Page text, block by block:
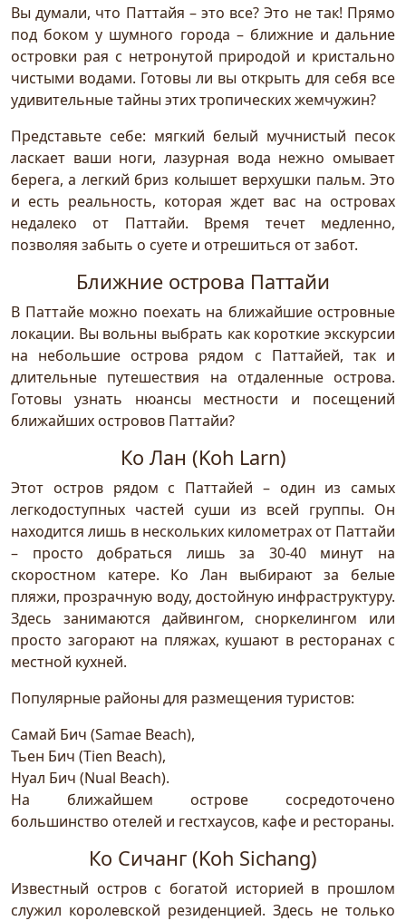
Вы думали, что Паттайя – это все? Это не так! Прямо
под боком у шумного города – ближние и дальние
островки рая с нетронутой природой и кристально
чистыми водами. Готовы ли вы открыть для себя все
удивительные тайны этих тропических жемчужин?
Представьте себе: мягкий белый мучнистый песок
ласкает ваши ноги, лазурная вода нежно омывает
берега, а легкий бриз колышет верхушки пальм. Это
и есть реальность, которая ждет вас на островах
недалеко от Паттайи. Время течет медленно,
позволяя забыть о суете и отрешиться от забот.
Ближние острова Паттайи
В Паттайе можно поехать на ближайшие островные
локации. Вы вольны выбрать как короткие экскурсии
на небольшие острова рядом с Паттайей, так и
длительные путешествия на отдаленные острова.
Готовы узнать нюансы местности и посещений
ближайших островов Паттайи?
Ко Лан (Koh Larn)
Этот остров рядом с Паттайей – один из самых
легкодоступных частей суши из всей группы. Он
находится лишь в нескольких километрах от Паттайи
– просто добраться лишь за 30-40 минут на
скоростном катере. Ко Лан выбирают за белые
пляжи, прозрачную воду, достойную инфраструктуру.
Здесь занимаются дайвингом, сноркелингом или
просто загорают на пляжах, кушают в ресторанах с
местной кухней.
Популярные районы для размещения туристов:
Самай Бич (Samae Beach),
Тьен Бич (Tien Beach),
Нуал Бич (Nual Beach).
На ближайшем острове сосредоточено
большинство отелей и гестхаусов, кафе и рестораны.
Ко Сичанг (Koh Sichang)
Известный остров с богатой историей в прошлом
служил королевской резиденцией. Здесь не только